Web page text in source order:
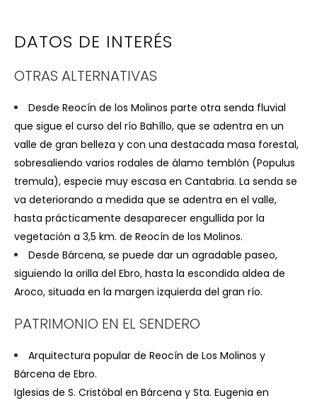
DATOS DE INTERÉS
OTRAS ALTERNATIVAS
Desde Reocín de los Molinos parte otra senda fluvial
que sigue el curso del río Bahíllo, que se adentra en un
valle de gran belleza y con una destacada masa forestal,
sobresaliendo varios rodales de álamo temblón (Populus
tremula), especie muy escasa en Cantabria. La senda se
va deteriorando a medida que se adentra en el valle,
hasta prácticamente desaparecer engullida por la
vegetación a 3,5 km. de Reocín de los Molinos.
Desde Bárcena, se puede dar un agradable paseo,
siguiendo la orilla del Ebro, hasta la escondida aldea de
Aroco, situada en la margen izquierda del gran río.
PATRIMONIO EN EL SENDERO
Arquitectura popular de Reocín de Los Molinos y
Bárcena de Ebro.
Iglesias de S. Cristóbal en Bárcena y Sta. Eugenia en